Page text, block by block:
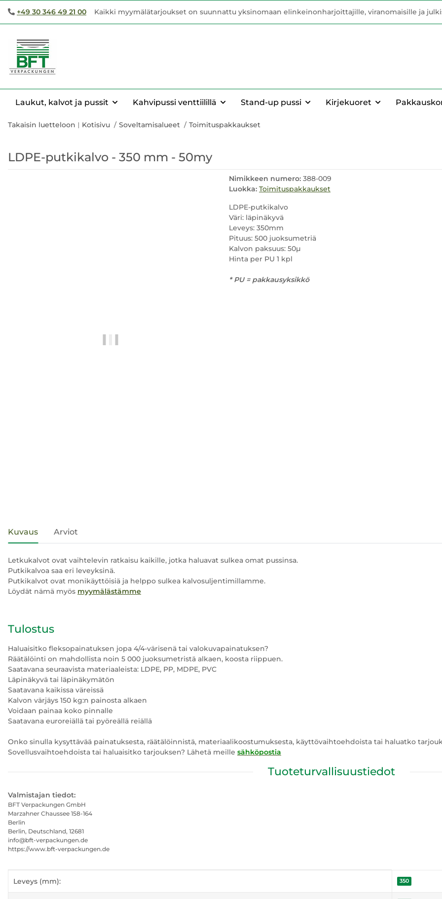
+49 30 346 49 21 00 Kaikki myymälätarjoukset on suunnattu yksinomaan elinkeinonharjoittajille, viranomaisille ja
Laukut, kalvot ja pussit Kahvipussi venttiilillä Stand-up pussi Kirjekuoret
Takaisin luetteloon Kotisivu Soveltamisalueet Toimituspakkaukset
LDPE-putkikalvo - 350 mm - 50my
Nimikkeen numero: 388-009
Luokka: Toimituspakkaukset
LDPE-putkikalvo
Väri: läpinäkyvä
Leveys: 350mm
Pituus: 500 juoksumetriä
Kalvon paksuus: 50µ
Hinta per PU 1 kpl
* PU = pakkausyksikkö
Kuvaus Arviot
Letkukalvot ovat vaihtelevin ratkaisu kaikille, jotka haluavat sulkea omat pussinsa.
Putkikalvoa saa eri leveyksinä.
Putkikalvot ovat monikäyttöisiä ja helppo sulkea kalvosuljentimillamme.
Löydät nämä myös myymälästämme
Tulostus
Haluaisitko fleksopainatuksen jopa 4/4-värisenä tai valokuvapainatuksen?
Räätälöinti on mahdollista noin 5 000 juoksumetristä alkaen, koosta riippuen.
Saatavana seuraavista materiaaleista: LDPE, PP, MDPE, PVC
Läpinäkyvä tai läpinäkymätön
Saatavana kaikissa väreissä
Kalvon värjäys 150 kg:n painosta alkaen
Voidaan painaa koko pinnalle
Saatavana euroreiällä tai pyöreällä reiällä
Onko sinulla kysyttävää painatuksesta, räätälöinnistä, materiaalikoostumuksesta, käyttövaihtoehdoista tai haluatko
Sovellusvaihtoehdoista tai haluaisitko tarjouksen? Lähetä meille sähköpostia
Tuoteturvallisuustiedot
Valmistajan tiedot:
BFT Verpackungen GmbH
Marzahner Chaussee 158-164
Berlin
Berlin, Deutschland, 12681
info@bft-verpackungen.de
https://www.bft-verpackungen.de
#productDetails.itemInformation#
#productDetails.itemValue#
Leveys (mm): 350